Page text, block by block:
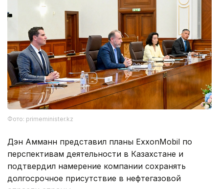
Фото: primeminister.kz
Дэн Амманн представил планы ExxonMobil по
перспективам деятельности в Казахстане и
подтвердил намерение компании сохранять
долгосрочное присутствие в нефтегазовой